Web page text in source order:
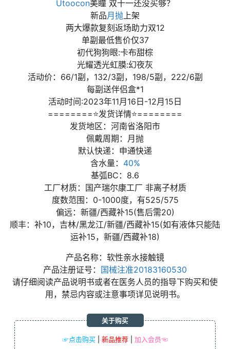
Utoocon美瞳 双十一还没买够？
新品月抛上架
两大爆款复刻返场助力双12
单副最低售价仅37
初代狗狗眼:卡布甜棕
光耀透光虹膜:幻夜灰
活动价：66/1副，132/3副，198/5副，222/6副
每副送伴侣盒*1
活动时间:2023年11月16日-12月15日
========⭐发货详情⭐========
发货地区：河南省洛阳市
佩戴周期：月抛
默认快递：申通快递
含水量： 40%
基弧BC：8.6
工厂材质：国产瑞尔康工厂 非离子材质
度数范围：0-1000度，有525/575
偏远：新疆/西藏补15(售后需20)
顺丰：补10，吉林/黑龙江/新疆/西藏补15(如有液体只能陆
运补15，新疆/西藏补18)
产品名称：软性亲水接触镜
产品注册证号： 国械注准20183160530
请仔细阅读产品说明书或者在医务人员的指导下购买和使
用，禁忌内容或注意事项详见说明书。
☞点击购买 新品推荐 加入会员☜
关于购买